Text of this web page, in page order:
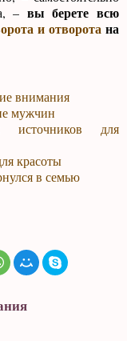
– вы берете всю
и отворота на
внимания
мужчин
для
красоты
в семью